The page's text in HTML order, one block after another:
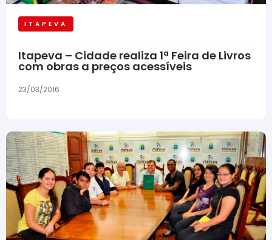
ITAPEVA
Itapeva – Cidade realiza 1ª Feira de Livros
com obras a preços acessíveis
23/03/2016